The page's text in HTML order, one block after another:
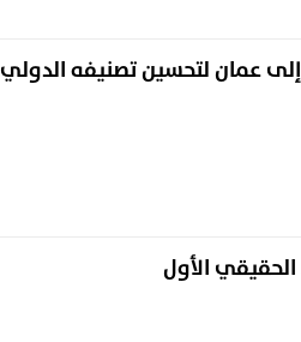
عمان لتحسين تصنيفه الدولي
الأول